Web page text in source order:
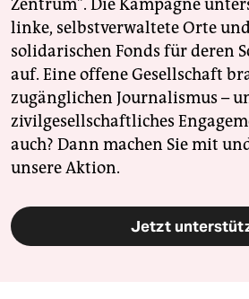
Zentrum". Die Kampagne
linke, selbstverwaltete Orte
solidarischen Fonds für deren
auf. Eine offene Gesellschaft
zugänglichen Journalismus –
zivilgesellschaftliches
auch? Dann machen Sie mit
unsere Aktion.
Jetzt